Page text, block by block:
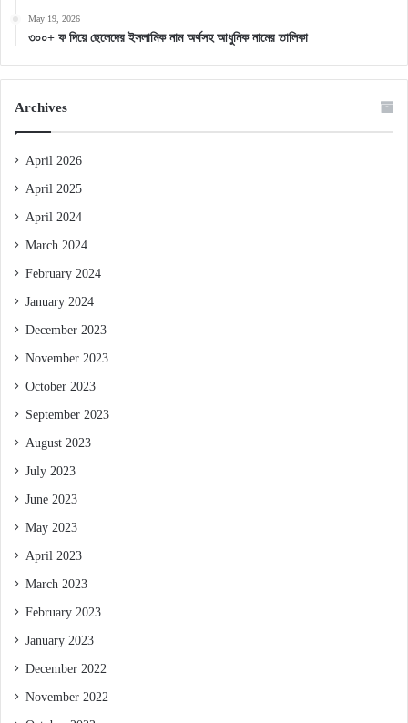
May 19, 2026
৩০০+ ফ দিয়ে ছেলেদের ইসলামিক নাম অর্থসহ আধুনিক নামের তালিকা
Archives
April 2026
April 2025
April 2024
March 2024
February 2024
January 2024
December 2023
November 2023
October 2023
September 2023
August 2023
July 2023
June 2023
May 2023
April 2023
March 2023
February 2023
January 2023
December 2022
November 2022